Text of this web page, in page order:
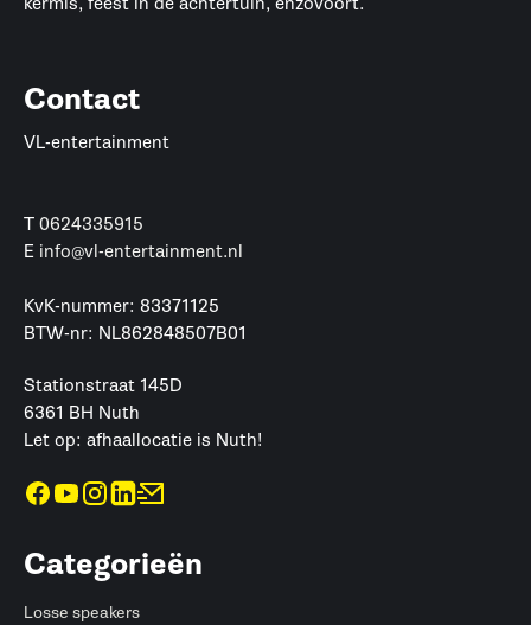
Contact
VL-entertainment
T 0624335915
E info@vl-entertainment.nl
KvK-nummer: 83371125
BTW-nr: NL862848507B01
Stationstraat 145D
6361 BH Nuth
Let op: afhaallocatie is Nuth!
Categorieën
Losse speakers